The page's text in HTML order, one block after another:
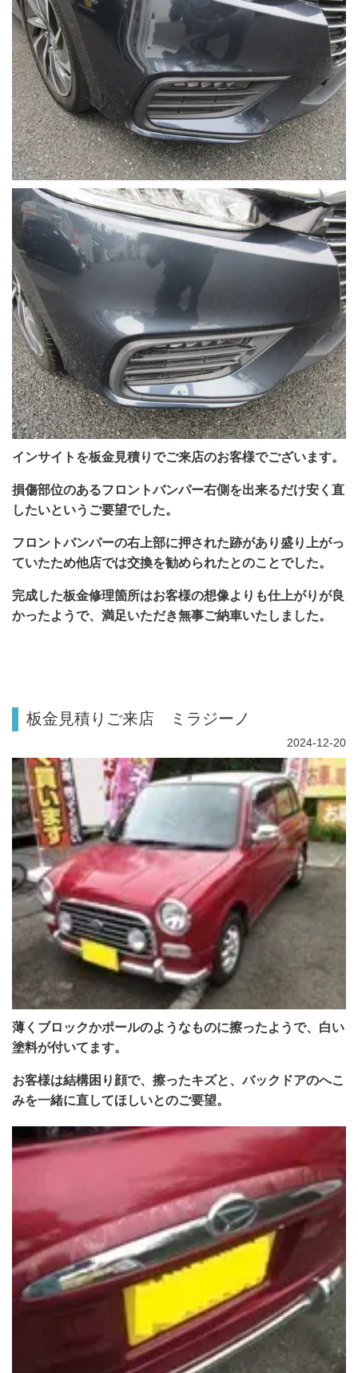
インサイトを板金見積りでご来店のお客様でございます。
損傷部位のあるフロントバンパー右側を出来るだけ安く直
したいというご要望でした。
フロントバンパーの右上部に押された跡があり盛り上がっ
ていたため他店では交換を勧められたとのことでした。
完成した板金修理箇所はお客様の想像よりも仕上がりが良
かったようで、満足いただき無事ご納車いたしました。
板金見積りご来店 ミラジーノ
2024-12-20
薄くブロックかポールのようなものに擦ったようで、白い
塗料が付いてます。
お客様は結構困り顔で、擦ったキズと、バックドアのへこ
みを一緒に直してほしいとのご要望。